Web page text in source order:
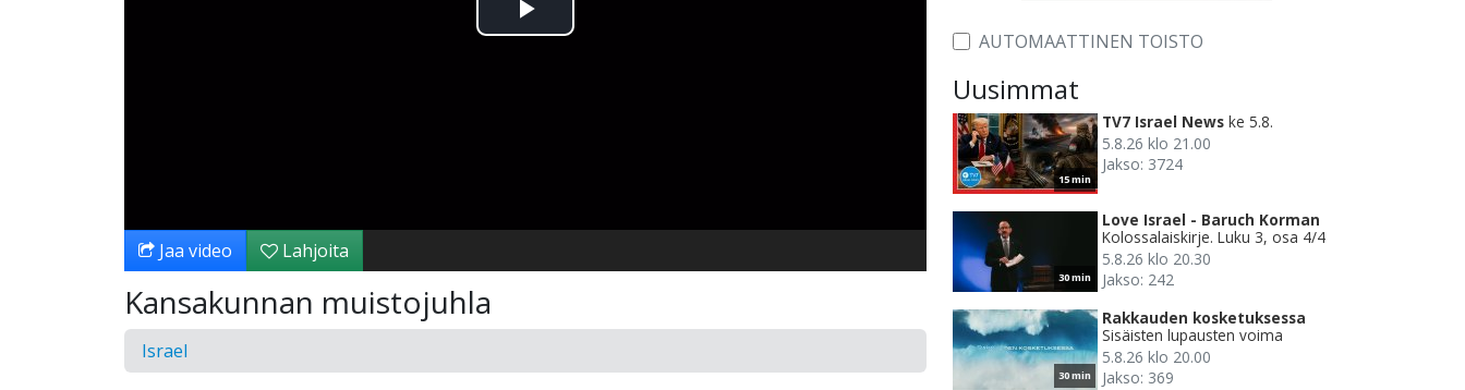
Toista
Jaa video Lahjoita
Kansakunnan muistojuhla
Israel
AUTOMAATTINEN TOISTO
Uusimmat
15 min
TV7 Israel News ke 5.8.
5.8.26 klo 21.00
Jakso: 3724
30 min
Love Israel - Baruch Korman
Kolossalaiskirje. Luku 3, osa 4/4
5.8.26 klo 20.30
Jakso: 242
30 min
Rakkauden kosketuksessa
Sisäisten lupausten voima
5.8.26 klo 20.00
Jakso: 369